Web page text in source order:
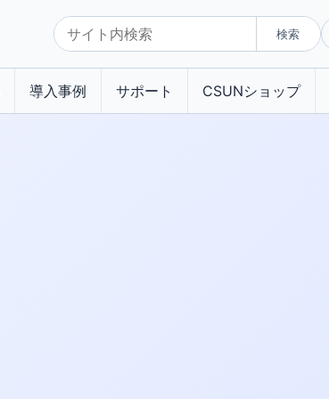
検索
導入事例 サポート CSUNショップ